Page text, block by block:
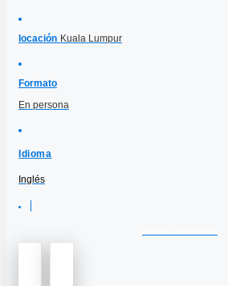
locación Kuala Lumpur
Formato
En persona
Idioma
Inglés